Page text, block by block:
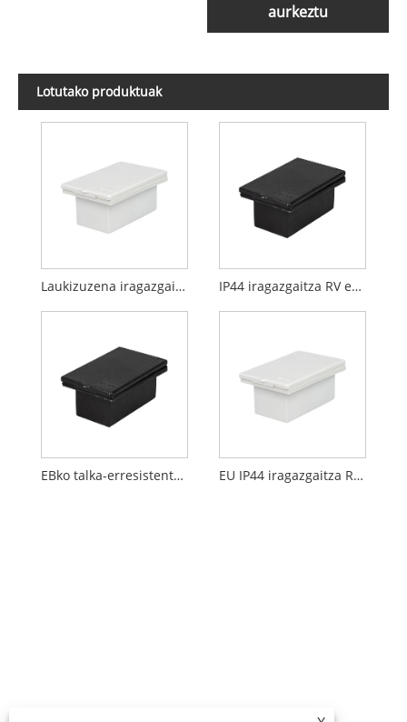
aurkeztu
Lotutako produktuak
Laukizuzena iragazgaitza RV entxufe-kutxa IP44 iragazgaitza RV entxufe-kutxa
EBko talka-erresistentzia alanbre bobina EU IP44 iragazgaitza RV entxufe-kutxa